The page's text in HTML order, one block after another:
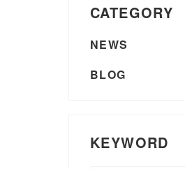
CATEGORY
NEWS
BLOG
KEYWORD